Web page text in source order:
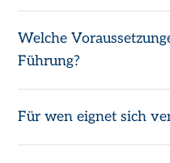
Welche
Führung?
Für wen eignet sich